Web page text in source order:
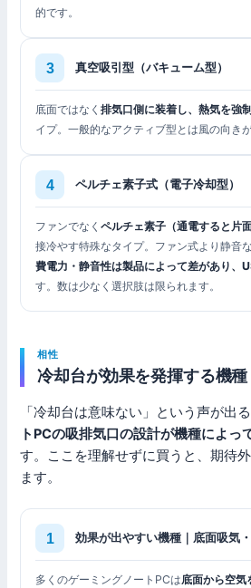
的です。
真空吸引型（バキューム型）
底面ではなく排気口側に装着し、熱気を強
イプ。一般的なアクティブ型とは風の向きが
ペルチェ素子式（電子冷却型）
ファンでなくペルチェ素子（通電すると片
接冷やす特殊なタイプ。ファン式より静音
費電力・静音性は製品によって差があり、
す。数は少なく選択肢は限られます。
相性
冷却台が効果を発揮する機
「冷却台は意味ない」という声が出
トPCの吸排気口の設計が機種によっ
す。ここを理解せずに買うと、期待
ます。
効果が出やすい機種｜底面吸気
多くのゲーミングノートPCは底面から空気